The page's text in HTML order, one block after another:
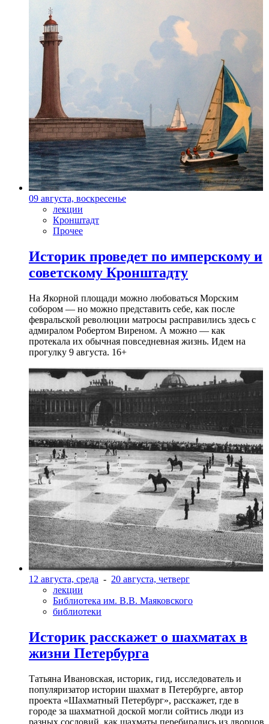
09 августа, воскресенье
лекции
Кронштадт
Прочее
Историк проведет по имперскому и
советскому Кронштадту
На Якорной площади можно любоваться Морским
собором — но можно представить себе, как после
февральской революции матросы расправились здесь с
адмиралом Робертом Виреном. А можно — как
протекала их обычная повседневная жизнь. Идем на
прогулку 9 августа. 16+
12 августа, среда - 20 августа, четверг
лекции
Библиотека им. В.В. Маяковского
библиотеки
Историк расскажет о шахматах в
жизни Петербурга
Татьяна Ивановская, историк, гид, исследователь и
популяризатор истории шахмат в Петербурге, автор
проекта «Шахматный Петербург», расскажет, где в
городе за шахматной доской могли сойтись люди из
разных сословий, как шахматы перебирались из дворцов